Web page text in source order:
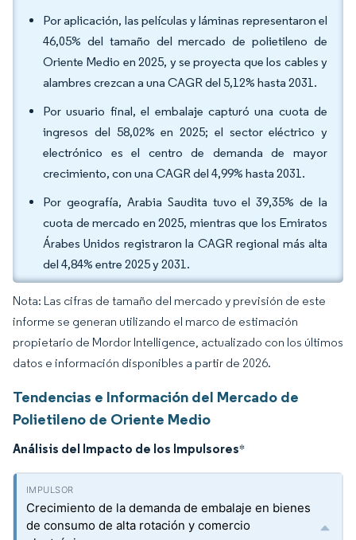
Por aplicación, las películas y láminas representaron el
46,05% del tamaño del mercado de polietileno de
Oriente Medio en 2025, y se proyecta que los cables y
alambres crezcan a una CAGR del 5,12% hasta 2031.
Por usuario final, el embalaje capturó una cuota de
ingresos del 58,02% en 2025; el sector eléctrico y
electrónico es el centro de demanda de mayor
crecimiento, con una CAGR del 4,99% hasta 2031.
Por geografía, Arabia Saudita tuvo el 39,35% de la
cuota de mercado en 2025, mientras que los Emiratos
Árabes Unidos registraron la CAGR regional más alta
del 4,84% entre 2025 y 2031.
Nota: Las cifras de tamaño del mercado y previsión de este
informe se generan utilizando el marco de estimación
propietario de Mordor Intelligence, actualizado con los últimos
datos e información disponibles a partir de 2026.
Tendencias e Información del Mercado de
Polietileno de Oriente Medio
Análisis del Impacto de los Impulsores*
Crecimiento de la demanda de embalaje en bienes
de consumo de alta rotación y comercio